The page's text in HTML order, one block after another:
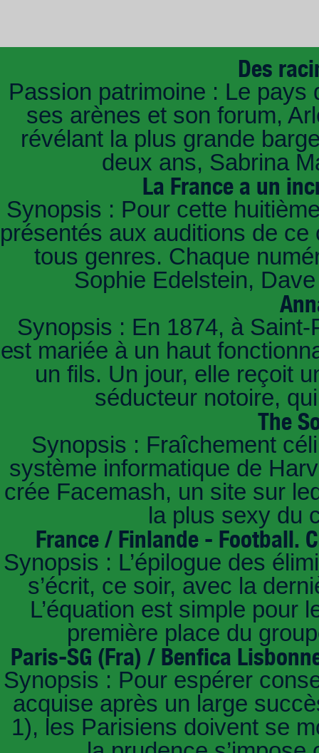
Des
Passion patrimoine : Le pays
ses arènes et son forum,
révélant la plus grande
deux ans, Sabrina
La France a un
Synopsis : Pour cette
présentés aux auditions de
tous genres. Chaque
Sophie Edelstein,
Synopsis : En 1874, à
est mariée à un haut
un fils. Un jour, elle reçoit
séducteur notoire,
The
Synopsis : Fraîchement
système informatique de
crée Facemash, un site sur
la plus sexy du
France / Finlande - Football.
Synopsis : L’épilogue des
s’écrit, ce soir, avec la
L’équation est simple pour
première place du
Paris-SG (Fra) / Benfica
Synopsis : Pour espérer
acquise après un large
1), les Parisiens doivent se